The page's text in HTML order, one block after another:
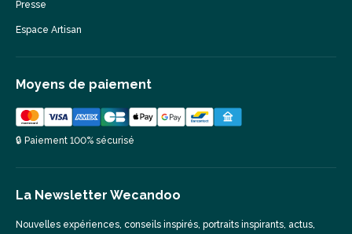
Presse
Espace Artisan
Moyens de paiement
🔒 Paiement 100% sécurisé
La Newsletter Wecandoo
Nouvelles expériences, conseils inspirés, portraits inspirants, actus,